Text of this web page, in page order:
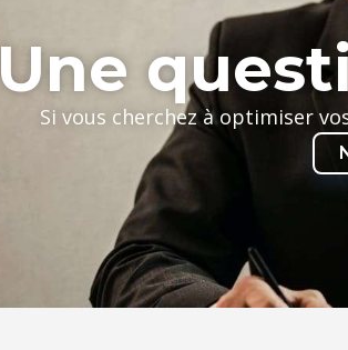
Une
Si vous cherchez à optimiser